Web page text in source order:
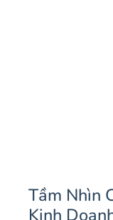
Tầm Nhìn
Kinh